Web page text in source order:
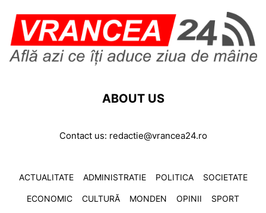
ABOUT US
Contact us: redactie@vrancea24.ro
ACTUALITATE ADMINISTRATIE POLITICA SOCIETATE
ECONOMIC CULTURĂ MONDEN OPINII SPORT